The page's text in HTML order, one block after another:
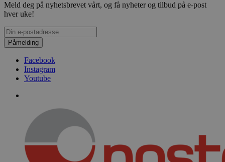
Meld deg på nyhetsbrevet vårt, og få nyheter og tilbud på e-post
hver uke!
Påmelding
Facebook
Instagram
Youtube